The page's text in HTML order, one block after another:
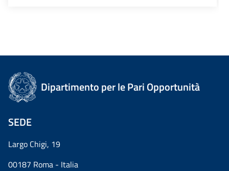
Dipartimento per le Pari Opportunità
SEDE
Largo Chigi, 19
00187 Roma - Italia